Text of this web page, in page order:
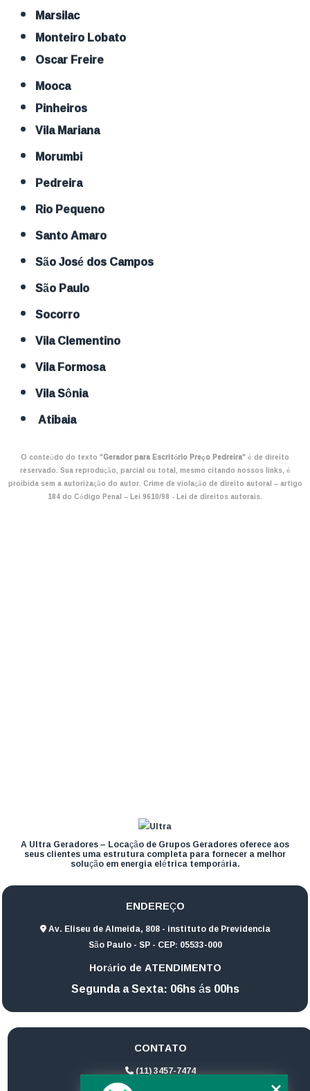
Marsilac
Monteiro Lobato
Oscar Freire
Mooca
Pinheiros
Vila Mariana
Morumbi
Pedreira
Rio Pequeno
Santo Amaro
São José dos Campos
São Paulo
Socorro
Vila Clementino
Vila Formosa
Vila Sônia
Atibaia
O conteúdo do texto "Gerador para Escritório Preço Pedreira" é de direito
reservado. Sua reprodução, parcial ou total, mesmo citando nossos links, é
proibida sem a autorização do autor. Crime de violação de direito autoral – artigo
184 do Código Penal –Lei 9610/98 - Lei de direitos autorais.
A Ultra Geradores – Locação de Grupos Geradores oferece aos
seus clientes uma estrutura completa para fornecer a melhor
solução em energia elétrica temporária.
ENDEREÇO
Av. Eliseu de Almeida, 808 - instituto de Previdencia
São Paulo - SP - CEP: 05533-000
Horário de ATENDIMENTO
Segunda a Sexta: 06hs ás 00hs
CONTATO
(11) 3457-7474